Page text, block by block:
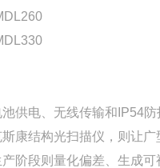
供电、无线传输和IP54
康结构光扫描仪，则让
阶段则量化偏差、生成